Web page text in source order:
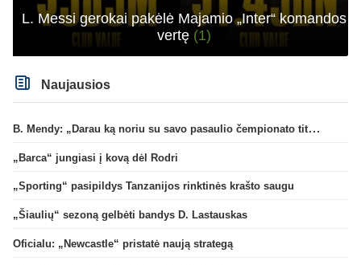
L. Messi gerokai pakėlė Majamio „Inter“ komandos
vertę (1)
Naujausios
B. Mendy: „Darau ką noriu su savo pasaulio čempionato titulu“
„Barca“ jungiasi į kovą dėl Rodri
„Sporting“ pasipildys Tanzanijos rinktinės krašto saugu
„Šiaulių“ sezoną gelbėti bandys D. Lastauskas
Oficialu: „Newcastle“ pristatė naują strategą